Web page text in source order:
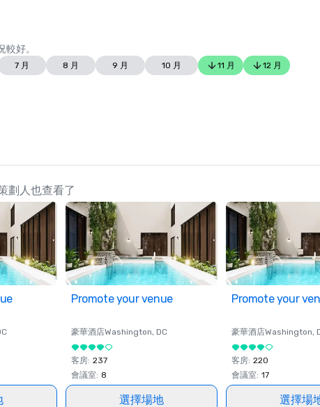
好。
7 月 8 月 9 月 10 月 11 月 12 月
劃人也查看了
Promote your venue
豪華酒店Washington, DC
客房: 237
會議室: 8
選擇場地
Promote your
豪華酒店Washington,
客房: 220
會議室: 17
選擇場